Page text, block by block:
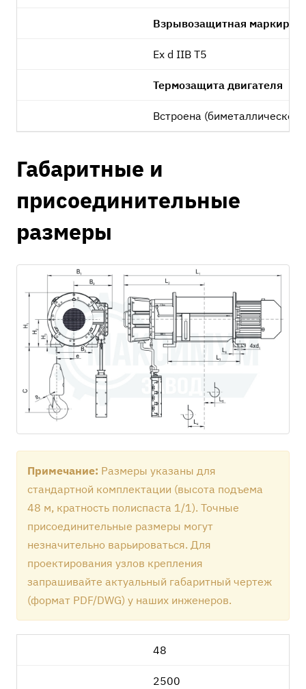
Взрывозащитная
Ex d IIB T5
Термозащита двигателя
Встроена (биметаллическое
Габаритные и
присоединительные
размеры
Примечание: Размеры указаны для
стандартной комплектации (высота подъема
48 м, кратность полиспаста 1/1). Точные
присоединительные размеры могут
незначительно варьироваться. Для
проектирования узлов крепления
запрашивайте актуальный габаритный чертеж
(формат PDF/DWG) у наших инженеров.
48
2500